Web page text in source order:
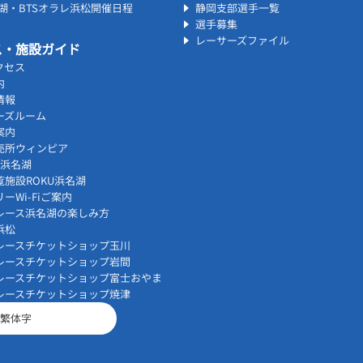
・BTSオラレ浜松開催日程
施設ガイド
セス
報
ズルーム
内
所ウィンピア
名湖
施設ROKU浜名湖
ーWi-Fiご案内
ース浜名湖の楽しみ方
松
ースチケットショップ玉川
ースチケットショップ岩間
ースチケットショップ富士おやま
ースチケットショップ焼津
静岡支部選手一覧
選手募集
レーサーズファイル
体字